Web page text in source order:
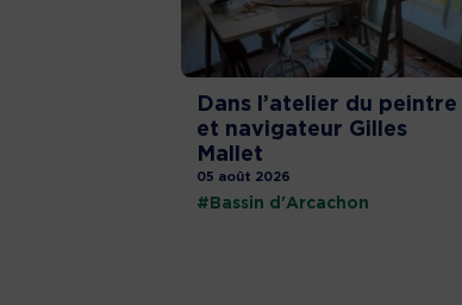
Dans l’atelier du peintre
et navigateur Gilles
Mallet
05 août 2026
#Bassin d'Arcachon